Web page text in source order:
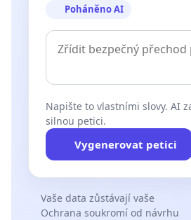
Poháněno AI
Napište to vlastními slovy. AI
silnou petici.
Vygenerovat petici
Vaše data zůstávají vaše
Ochrana soukromí od návrhu